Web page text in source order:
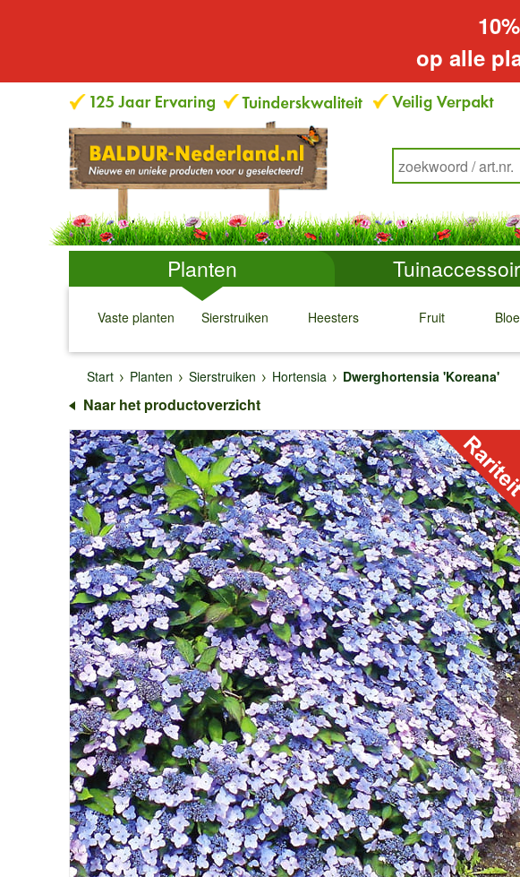
op alle
Planten
Vaste planten
↓
Sierstruiken
↓
Heesters
↓
Fruit
↓ ↓
Start
Planten Sierstruiken Hortensia Dwerghortensia 'Koreana'
Naar het productoverzicht